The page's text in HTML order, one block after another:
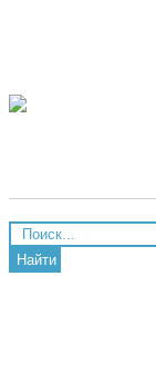
Найти